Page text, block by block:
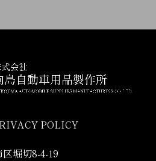
POLICY
堀切8-4-19